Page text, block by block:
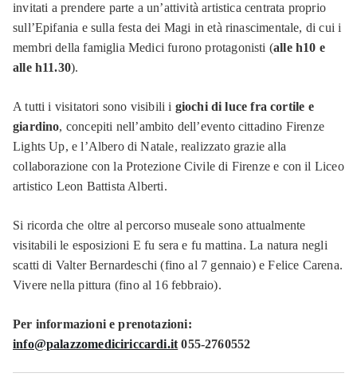
invitati a prendere parte a un’attività artistica centrata proprio
sull’Epifania e sulla festa dei Magi in età rinascimentale, di cui i
membri della famiglia Medici furono protagonisti (alle h10 e
alle h11.30).
A tutti i visitatori sono visibili i giochi di luce fra cortile e
giardino, concepiti nell’ambito dell’evento cittadino Firenze
Lights Up, e l’Albero di Natale, realizzato grazie alla
collaborazione con la Protezione Civile di Firenze e con il Liceo
artistico Leon Battista Alberti.
Si ricorda che oltre al percorso museale sono attualmente
visitabili le esposizioni E fu sera e fu mattina. La natura negli
scatti di Valter Bernardeschi (fino al 7 gennaio) e Felice Carena.
Vivere nella pittura (fino al 16 febbraio).
Per informazioni e prenotazioni:
info@palazzomediciriccardi.it 055-2760552